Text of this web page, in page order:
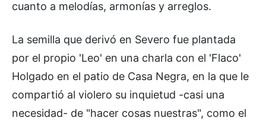
cuanto a melodías, armonías y arreglos.
La semilla que derivó en Severo fue plantada
por el propio 'Leo' en una charla con el 'Flaco'
Holgado en el patio de Casa Negra, en la que le
compartió al violero su inquietud -casi una
necesidad- de "hacer cosas nuestras", como el